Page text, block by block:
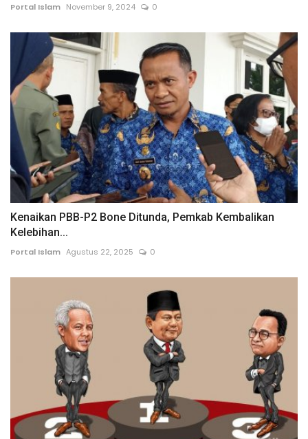
Portal Islam November 9, 2024 0
Kenaikan PBB-P2 Bone Ditunda, Pemkab Kembalikan
Kelebihan...
Portal Islam Agustus 22, 2025 0